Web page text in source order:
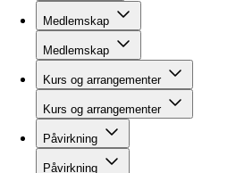
Medlemskap
Medlemskap
Kurs og arrangementer
Kurs og arrangementer
Påvirkning
Påvirkning